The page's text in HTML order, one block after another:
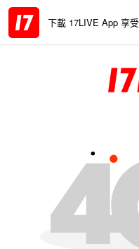
下載 17LIVE App 享